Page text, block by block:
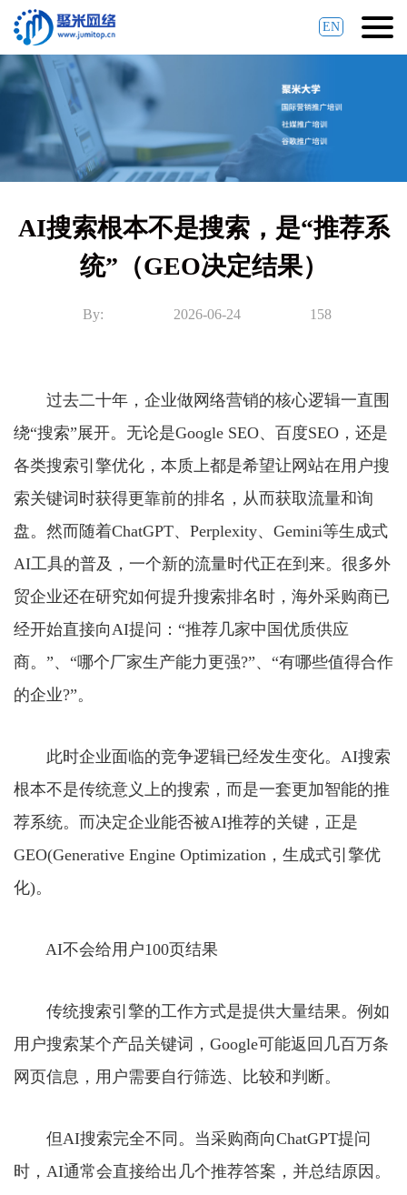
EN
AI搜索根本不是搜索，是“推荐系
统”（GEO决定结果）
By: 2026-06-24 158
过去二十年，企业做网络营销的核心逻辑一直围
绕“搜索”展开。无论是Google SEO、百度SEO，还是
各类搜索引擎优化，本质上都是希望让网站在用户搜
索关键词时获得更靠前的排名，从而获取流量和询
盘。然而随着ChatGPT、Perplexity、Gemini等生成式
AI工具的普及，一个新的流量时代正在到来。很多外
贸企业还在研究如何提升搜索排名时，海外采购商已
经开始直接向AI提问：“推荐几家中国优质供应
商。”、“哪个厂家生产能力更强?”、“有哪些值得合作
的企业?”。
此时企业面临的竞争逻辑已经发生变化。AI搜索
根本不是传统意义上的搜索，而是一套更加智能的推
荐系统。而决定企业能否被AI推荐的关键，正是
GEO(Generative Engine Optimization，生成式引擎优
化)。
AI不会给用户100页结果
传统搜索引擎的工作方式是提供大量结果。例如
用户搜索某个产品关键词，Google可能返回几百万条
网页信息，用户需要自行筛选、比较和判断。
但AI搜索完全不同。当采购商向ChatGPT提问
时，AI通常会直接给出几个推荐答案，并总结原因。